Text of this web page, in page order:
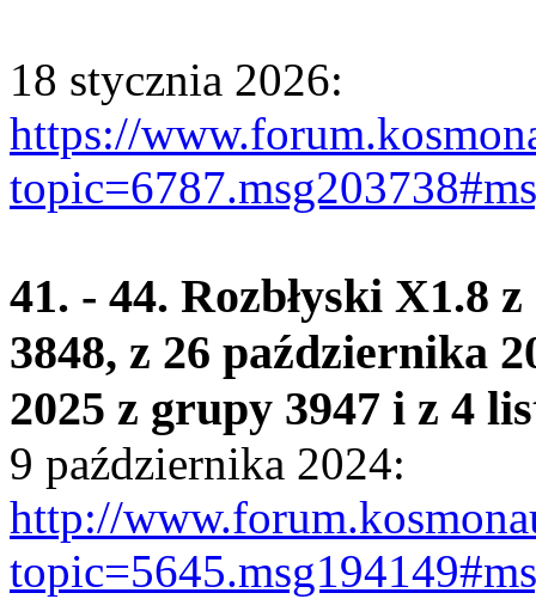
18 stycznia 2026:
https://
41. - 44. Rozbłyski X1.8
3848, z 26 października
2025 z grupy 3947 i z 4
9 października 2024:
http://